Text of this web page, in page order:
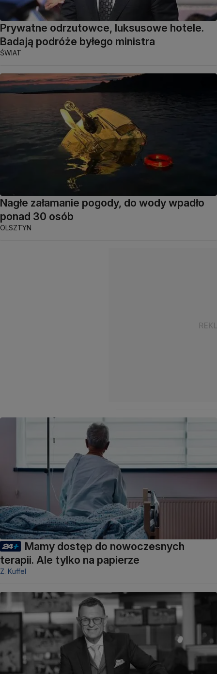
Prywatne odrzutowce, luksusowe hotele.
Badają podróże byłego ministra
ŚWIAT
Nagłe załamanie pogody, do wody wpadło
ponad 30 osób
OLSZTYN
Mamy dostęp do nowoczesnych
terapii. Ale tylko na papierze
Z. Kuffel